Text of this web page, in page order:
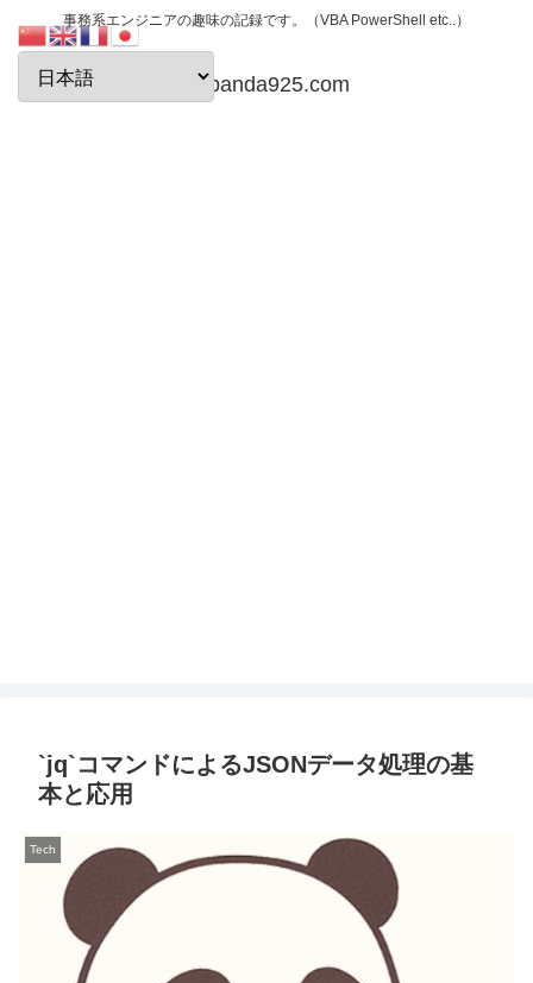
事務系エンジニアの趣味の記録です。（VBA PowerShell etc..）
papanda925.com
`jq`コマンドによるJSONデータ処理の基
本と応用
Tech